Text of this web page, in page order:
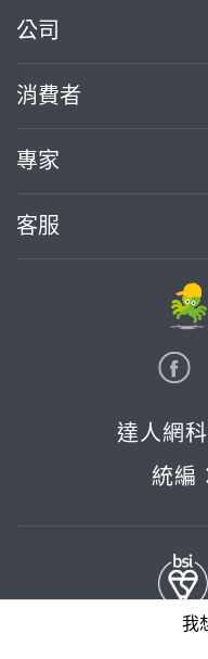
我
公司
消費者
專家
客服
達人網
統編
© 2026